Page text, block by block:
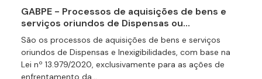
GABPE - Processos de aquisições de bens e
serviços oriundos de Dispensas ou...
São os processos de aquisições de bens e serviços
oriundos de Dispensas e Inexigibilidades, com base na
Lei nº 13.979/2020, exclusivamente para as ações de
enfrentamento da...